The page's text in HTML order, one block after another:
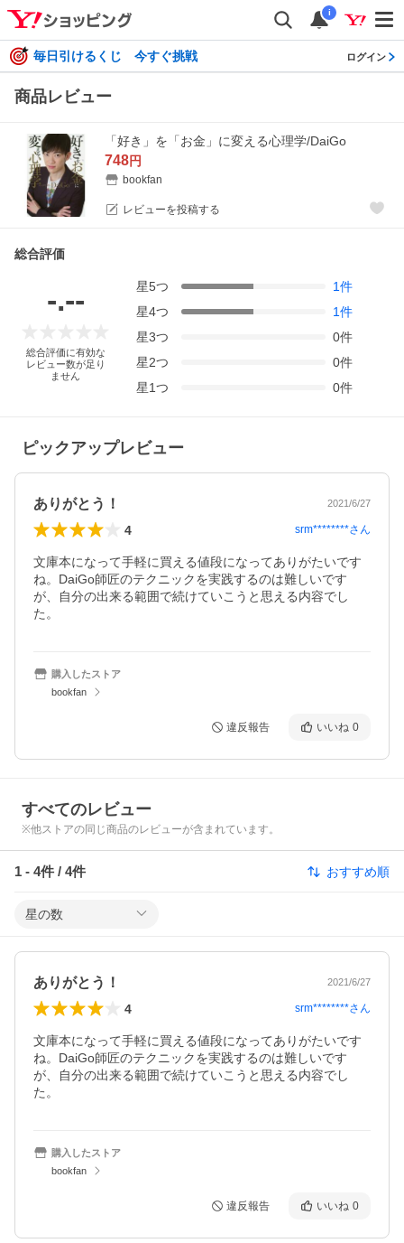
i
毎日引けるくじ 今すぐ挑戦 ログイン
商品レビュー
「好き」を「お金」に変える心理学/DaiGo
748円
bookfan
レビューを投稿する
総合評価
-.--
総合評価に有効な
レビュー数が足り
ません
星5つ 1件
星4つ 1件
星3つ 0件
星2つ 0件
星1つ 0件
ピックアップレビュー
ありがとう！ 2021/6/27
4 srm********さん
文庫本になって手軽に買える値段になってありがたいです
ね。DaiGo師匠のテクニックを実践するのは難しいです
が、自分の出来る範囲で続けていこうと思える内容でし
た。
購入したストア
bookfan
違反報告 いいね 0
すべてのレビュー
※他ストアの同じ商品のレビューが含まれています。
1 - 4件 / 4件 おすすめ順
星の数
ありがとう！ 2021/6/27
4 srm********さん
文庫本になって手軽に買える値段になってありがたいです
ね。DaiGo師匠のテクニックを実践するのは難しいです
が、自分の出来る範囲で続けていこうと思える内容でし
た。
購入したストア
bookfan
違反報告 いいね 0